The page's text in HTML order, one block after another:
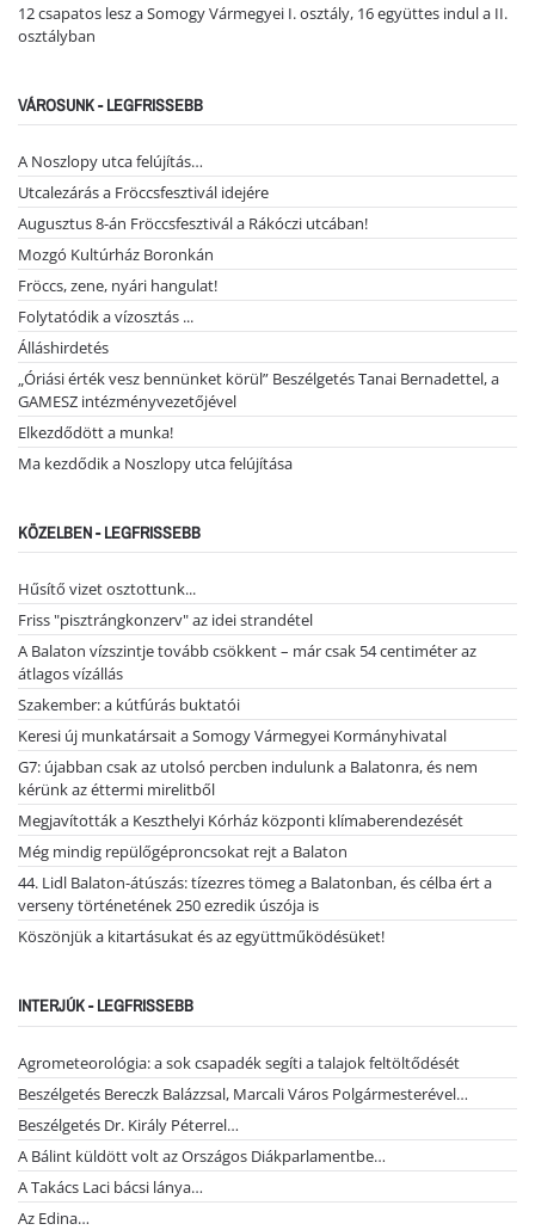
12 csapatos lesz a Somogy Vármegyei I. osztály, 16 együttes indul a II.
osztályban
VÁROSUNK - LEGFRISSEBB
A Noszlopy utca felújítás…
Utcalezárás a Fröccsfesztivál idejére
Augusztus 8-án Fröccsfesztivál a Rákóczi utcában!
Mozgó Kultúrház Boronkán
Fröccs, zene, nyári hangulat!
Folytatódik a vízosztás ...
Álláshirdetés
„Óriási érték vesz bennünket körül” Beszélgetés Tanai Bernadettel, a
GAMESZ intézményvezetőjével
Elkezdődött a munka!
Ma kezdődik a Noszlopy utca felújítása
KÖZELBEN - LEGFRISSEBB
Hűsítő vizet osztottunk...
Friss "pisztrángkonzerv" az idei strandétel
A Balaton vízszintje tovább csökkent – már csak 54 centiméter az
átlagos vízállás
Szakember: a kútfúrás buktatói
Keresi új munkatársait a Somogy Vármegyei Kormányhivatal
G7: újabban csak az utolsó percben indulunk a Balatonra, és nem
kérünk az éttermi mirelitből
Megjavították a Keszthelyi Kórház központi klímaberendezését
Még mindig repülőgéproncsokat rejt a Balaton
44. Lidl Balaton-átúszás: tízezres tömeg a Balatonban, és célba ért a
verseny történetének 250 ezredik úszója is
Köszönjük a kitartásukat és az együttműködésüket!
INTERJÚK - LEGFRISSEBB
Agrometeorológia: a sok csapadék segíti a talajok feltöltődését
Beszélgetés Bereczk Balázzsal, Marcali Város Polgármesterével…
Beszélgetés Dr. Király Péterrel…
A Bálint küldött volt az Országos Diákparlamentbe…
A Takács Laci bácsi lánya…
Az Edina…